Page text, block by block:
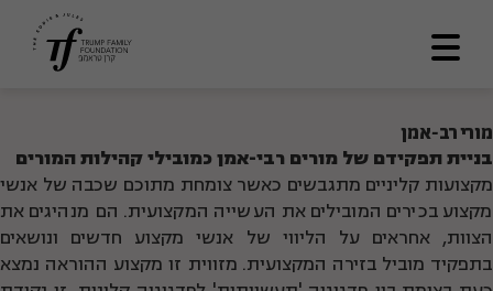
דף הבית
אודותינו
מתווה דרך
תכניות ומענקים
מורי רב-אמן
בניית תפקידם של מורים רבי-אמן כמובילי קהילות המורים
מקצועות קליניים מתגבשים כאשר צומחת מתוכם שכבה של אנשי
מקצוע בכירים המובילים את העשייה המקצועית. הם מנהיגים את
הצוות, אחראים על הליווי של אנשי מקצוע חדשים ונושאים
בתפקיד מוביל בזירה המקצועית. מזווית זו מקצוע ההוראה נמצא